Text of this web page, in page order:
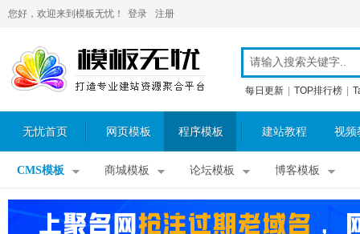
您好，欢迎来到模板无忧！ 登录 注册
每日更新 TOP排行榜
无忧首页 网页模板 程序模板 建站教程 视频
CMS模板 商城模板 论坛模板 博客模板